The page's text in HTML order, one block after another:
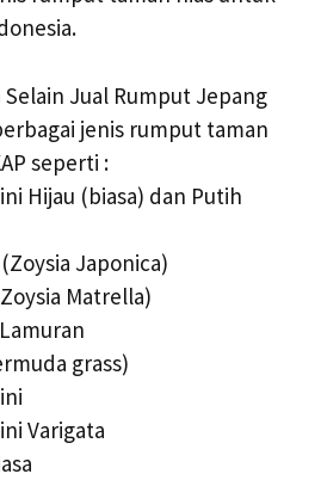
Jual Rumput Jepang
jenis rumput taman
seperti :
Hijau (biasa) dan Putih
Japonica)
Matrella)
grass)
Varigata